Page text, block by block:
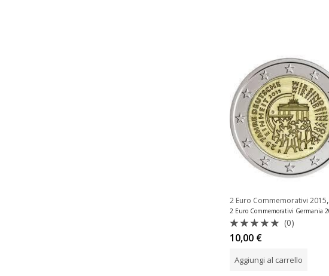
2 Euro Commemorativi 2015,
Valutato
0
5
(0)
10,00 €
Aggiungi al carrello